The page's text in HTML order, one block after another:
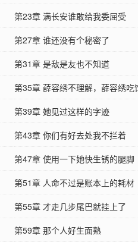
第23章 满长安谁敢给我委屈受
第27章 谁还没有个秘密了
第31章 是敌是友也不知道
第35章 薛容绣不理解，薛容绣吃
第39章 她见过这样的字迹
第43章 你们有好去处我不拦着
第47章 使用一下她快生锈的腿脚
第51章 人命不过是账本上的耗材
第55章 才走几步尾巴就挂上了
第59章 那个人好生面熟